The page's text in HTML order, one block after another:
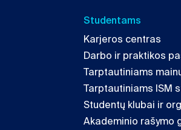
Studentams
Karjeros centras
Darbo ir praktikos
Tarptautiniams
Tarptautiniams ISM
Studentų klubai ir
Akademinio rašymo